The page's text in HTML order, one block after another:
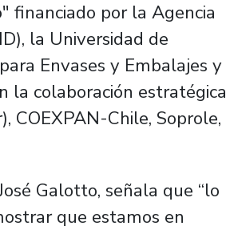
financiado por la Agencia
la Universidad de
Envases y Embalajes y
la colaboración estratégica
COEXPAN-Chile, Soprole,
Galotto, señala que “lo
que estamos en